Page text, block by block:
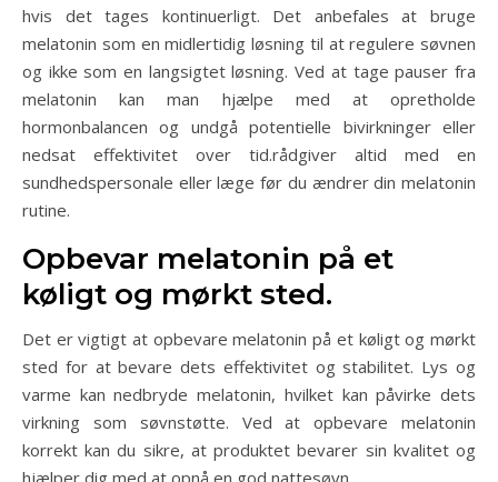
hvis det tages kontinuerligt. Det anbefales at bruge
melatonin som en midlertidig løsning til at regulere søvnen
og ikke som en langsigtet løsning. Ved at tage pauser fra
melatonin kan man hjælpe med at opretholde
hormonbalancen og undgå potentielle bivirkninger eller
nedsat effektivitet over tid.rådgiver altid med en
sundhedspersonale eller læge før du ændrer din melatonin
rutine.
Opbevar melatonin på et
køligt og mørkt sted.
Det er vigtigt at opbevare melatonin på et køligt og mørkt
sted for at bevare dets effektivitet og stabilitet. Lys og
varme kan nedbryde melatonin, hvilket kan påvirke dets
virkning som søvnstøtte. Ved at opbevare melatonin
korrekt kan du sikre, at produktet bevarer sin kvalitet og
hjælper dig med at opnå en god nattesøvn.